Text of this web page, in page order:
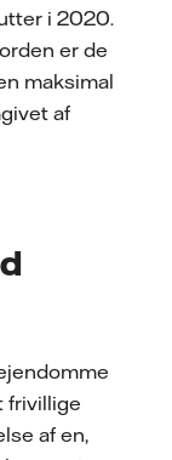
i 2020.
er de
maksimal
af
frivillige
af en,